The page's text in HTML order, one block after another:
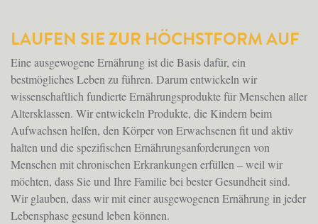
LAUFEN SIE ZUR HÖCHSTFORM AUF
Eine ausgewogene Ernährung ist die Basis dafür, ein
bestmögliches Leben zu führen. Darum entwickeln wir
wissenschaftlich fundierte Ernährungsprodukte für Menschen aller
Altersklassen. Wir entwickeln Produkte, die Kindern beim
Aufwachsen helfen, den Körper von Erwachsenen fit und aktiv
halten und die spezifischen Ernährungsanforderungen von
Menschen mit chronischen Erkrankungen erfüllen – weil wir
möchten, dass Sie und Ihre Familie bei bester Gesundheit sind.
Wir glauben, dass wir mit einer ausgewogenen Ernährung in jeder
Lebensphase gesund leben können.